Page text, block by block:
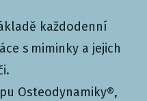
každodenní
s miminky a jejich
Osteodynamiky®,